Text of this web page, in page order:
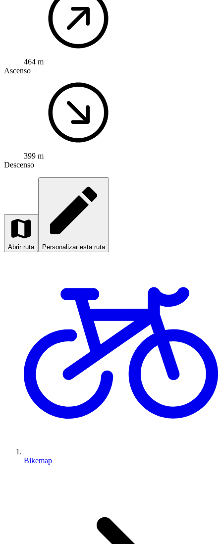
464 m
Ascenso
399 m
Descenso
Abrir ruta Personalizar esta ruta
Bikemap